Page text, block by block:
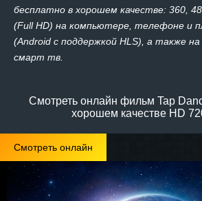
бесплатно в хорошем качестве: 360,
(Full HD) на компьютере, телефоне и
(Android с поддержкой HLS), а также на
смарт тв.
Смотреть онлайн фильм Tap
хорошем качестве HD
Смотреть онлайн